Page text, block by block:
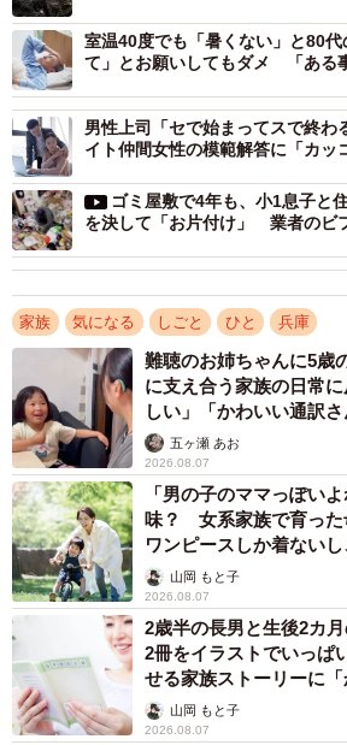
る家、マンションのお風呂場での練炭
本当に特殊な案件が数々あります。
最近で特に衝撃的だったのは、2023
たゴミ屋敷の家から人骨が発見され
――そんなことが！？
京都府の20代男性の方から、就職で
り「自宅の不用品全回収」のご依頼を
元々は家族4人で暮らしていた4LDKの
は一人住まい。家は全ての部屋に床
る状態のゴミ屋敷でした。
スタッフ8名、作業時間7時間を想定
ころ、10年間“開かずの間”状態であっ
ミ」という道具ですくいながら回収し
積み重なった布団や毛布をめくったと
上に人骨のようなものを発見しました
室温40度でも「暑くない」と80
て」とお願いしてもダメ 「ある
男性上司「セで始まってスで終
イト仲間女性の模範解答に「カッ
ゴミ屋敷で4年も、小1息子と
を決して「お片付け」 業者のビ
家族 気になる しごと ひと 兵庫
難聴のお姉ちゃんに5
に支え合う家族の日常
しい」「かわいい通訳さ
五ヶ瀬 あお
2026.08.07
「男の子のママっぽい
味？ 女系家族で育っ
ワンピースしか着ない
へんが…
山岡 もと子
2026.08.07
2歳半の長男と生後2カ
2冊をイラストでいっ
せる家族ストーリーに「
山岡 もと子
2026.08.07